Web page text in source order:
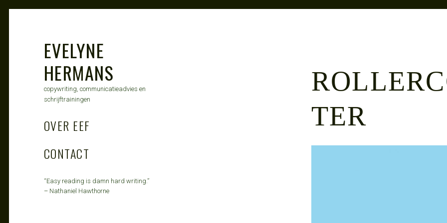
EVELYNE
HERMANS
copywriting, communicatieadvies en
schrijftrainingen
OVER EEF
CONTACT
TER
“Easy reading is damn hard writing.”
– Nathaniel Hawthorne